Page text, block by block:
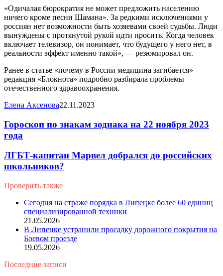
«Одичалая бюрократия не может предложить населению
ничего кроме песни Шамана». За редкими исключениями у
россиян нет возможности быть хозяевами своей судьбы. Люди
вынуждены с протянутой рукой идти просить. Когда человек
включает телевизор, он понимает, что будущего у него нет, в
реальности эффект именно такой», — резюмировал он.
Ранее в статье «почему в России медицина загибается»
редакция «Блокнота» подробно разбирала проблемы
отечественного здравоохранения.
Елена Аксенова22.11.2023
Гороскоп по знакам зодиака на 22 ноября 2023
года
ЛГБТ-капитан Марвел добрался до российских
школьников?
Проверить также
Сегодня на страже порядка в Липецке более 60 единиц
специализированной техники
21.05.2026
В Липецке устранили просадку дорожного покрытия на
Боевом проезде
19.05.2026
Последние записи